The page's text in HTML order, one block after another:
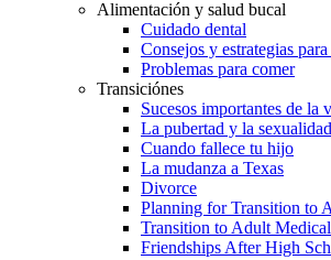
Alimentación y salud bucal
Cuidado dental
Consejos y estrategias
Problemas para comer
Transiciónes
Sucesos importantes de la
La pubertad y la sexualidad
Cuando fallece tu hijo
La mudanza a Texas
Divorce
Planning for Transition to
Transition to Adult
Friendships After High